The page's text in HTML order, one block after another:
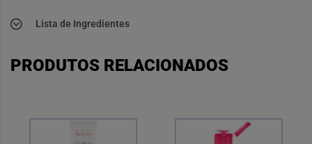
Lista de Ingredientes
PRODUTOS RELACIONADOS